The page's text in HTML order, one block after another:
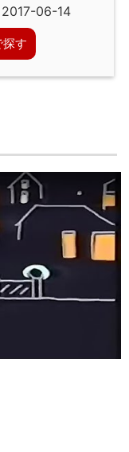
06-14
す